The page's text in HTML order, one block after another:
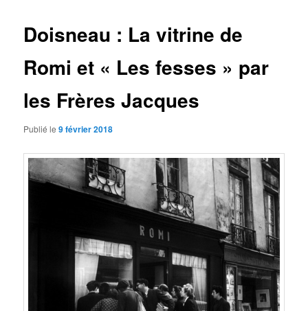
Doisneau : La vitrine de
Romi et « Les fesses » par
les Frères Jacques
Publié le9 février 2018